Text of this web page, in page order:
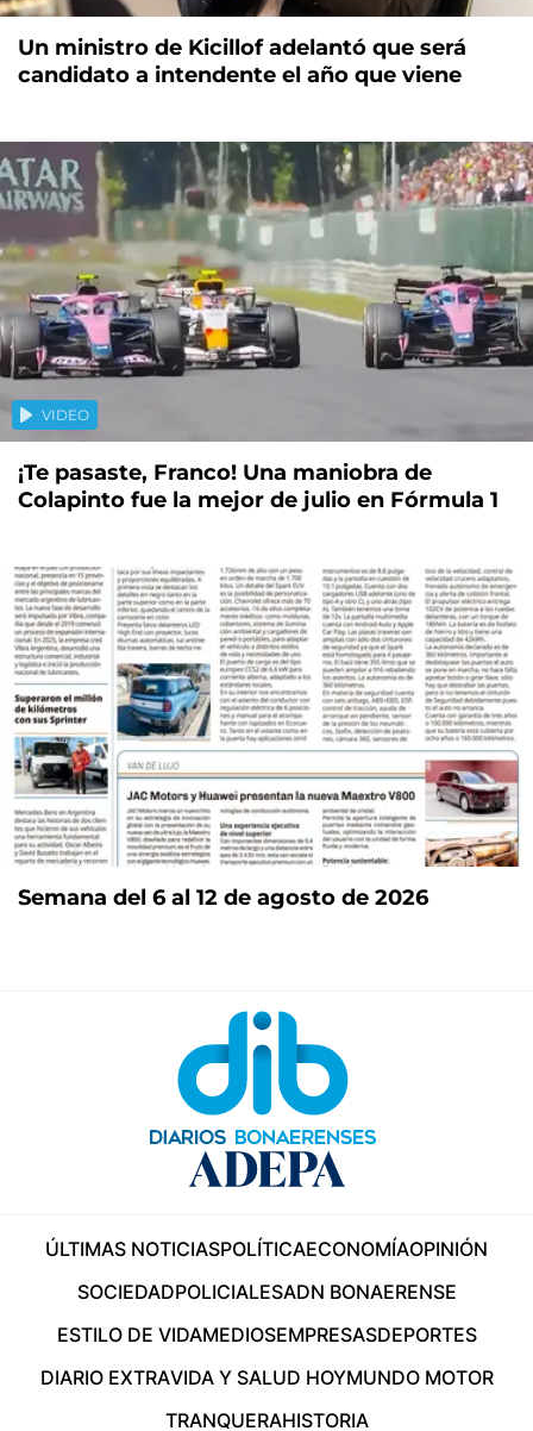
Un ministro de Kicillof adelantó que será
candidato a intendente el año que viene
VIDEO
¡Te pasaste, Franco! Una maniobra de
Colapinto fue la mejor de julio en Fórmula 1
Semana del 6 al 12 de agosto de 2026
ÚLTIMAS NOTICIASPOLÍTICAECONOMÍAOPINIÓN
SOCIEDADPOLICIALESADN BONAERENSE
ESTILO DE VIDAMEDIOSEMPRESASDEPORTES
DIARIO EXTRAVIDA Y SALUD HOYMUNDO MOTOR
TRANQUERAHISTORIA